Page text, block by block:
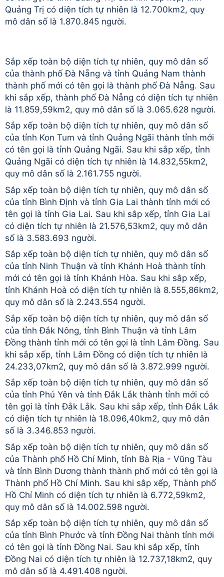
Quảng Trị có diện tích tự nhiên là 12.700km2, quy
mô dân số là 1.870.845 người.
Sắp xếp toàn bộ diện tích tự nhiên, quy mô dân số
của thành phố Đà Nẵng và tỉnh Quảng Nam thành
thành phố mới có tên gọi là thành phố Đà Nẵng. Sau
khi sắp xếp, thành phố Đà Nẵng có diện tích tự nhiên
là 11.859,59km2, quy mô dân số là 3.065.628 người.
Sắp xếp toàn bộ diện tích tự nhiên, quy mô dân số
của tỉnh Kon Tum và tỉnh Quảng Ngãi thành tỉnh mới
có tên gọi là tỉnh Quảng Ngãi. Sau khi sắp xếp, tỉnh
Quảng Ngãi có diện tích tự nhiên là 14.832,55km2,
quy mô dân số là 2.161.755 người.
Sắp xếp toàn bộ diện tích tự nhiên, quy mô dân số
của tỉnh Bình Định và tỉnh Gia Lai thành tỉnh mới có
tên gọi là tỉnh Gia Lai. Sau khi sắp xếp, tỉnh Gia Lai
có diện tích tự nhiên là 21.576,53km2, quy mô dân
số là 3.583.693 người.
Sắp xếp toàn bộ diện tích tự nhiên, quy mô dân số
của tỉnh Ninh Thuận và tỉnh Khánh Hoà thành tỉnh
mới có tên gọi là tỉnh Khánh Hòa. Sau khi sắp xếp,
tỉnh Khánh Hoà có diện tích tự nhiên là 8.555,86km2,
quy mô dân số là 2.243.554 người.
Sắp xếp toàn bộ diện tích tự nhiên, quy mô dân số
của tỉnh Đắk Nông, tỉnh Bình Thuận và tỉnh Lâm
Đồng thành tỉnh mới có tên gọi là tỉnh Lâm Đồng. Sau
khi sắp xếp, tỉnh Lâm Đồng có diện tích tự nhiên là
24.233,07km2, quy mô dân số là 3.872.999 người.
Sắp xếp toàn bộ diện tích tự nhiên, quy mô dân số
của tỉnh Phú Yên và tỉnh Đắk Lắk thành tỉnh mới có
tên gọi là tỉnh Đắk Lắk. Sau khi sắp xếp, tỉnh Đắk Lắk
có diện tích tự nhiên là 18.096,40km2, quy mô dân
số là 3.346.853 người.
Sắp xếp toàn bộ diện tích tự nhiên, quy mô dân số
của Thành phố Hồ Chí Minh, tỉnh Bà Rịa - Vũng Tàu
và tỉnh Bình Dương thành thành phố mới có tên gọi là
Thành phố Hồ Chí Minh. Sau khi sắp xếp, Thành phố
Hồ Chí Minh có diện tích tự nhiên là 6.772,59km2,
quy mô dân số là 14.002.598 người.
Sắp xếp toàn bộ diện tích tự nhiên, quy mô dân số
của tỉnh Bình Phước và tỉnh Đồng Nai thành tỉnh mới
có tên gọi là tỉnh Đồng Nai. Sau khi sắp xếp, tỉnh
Đồng Nai có diện tích tự nhiên là 12.737,18km2, quy
mô dân số là 4.491.408 người.